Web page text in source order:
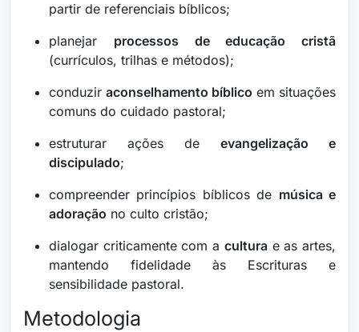
partir de referenciais bíblicos;
planejar processos de educação cristã
(currículos, trilhas e métodos);
conduzir aconselhamento bíblico em situações
comuns do cuidado pastoral;
estruturar ações de evangelização e
discipulado;
compreender princípios bíblicos de música e
adoração no culto cristão;
dialogar criticamente com a culturae as artes,
mantendo fidelidade às Escrituras e
sensibilidade pastoral.
Metodologia